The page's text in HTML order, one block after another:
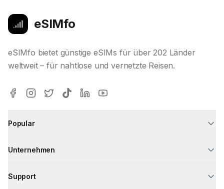
eSIMfo
eSIMfo bietet günstige eSIMs für über 202 Länder
weltweit – für nahtlose und vernetzte Reisen.
Popular
Unternehmen
Support